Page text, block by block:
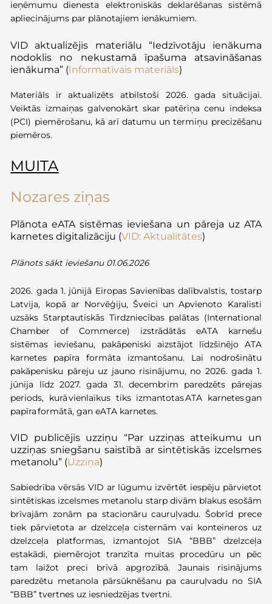
ieņēmumu dienesta elektroniskās deklarēšanas sistēmā
apliecinājums par plānotajiem ienākumiem.
VID aktualizējis materiālu “Iedzīvotāju ienākuma
nodoklis no nekustamā īpašuma atsavināšanas
ienākuma” (Informatīvais materiāls)
Materiāls ir aktualizēts atbilstoši 2026. gada situācijai.
Veiktās izmaiņas galvenokārt skar patēriņa cenu indeksa
(PCI) piemērošanu, kā arī datumu un termiņu precizēšanu
piemēros.
MUITA
Nozares ziņas
PlānotaeATA sistēmas ieviešana un pāreja uz ATA
karnetesdigitalizāciju (VID: Aktualitātes)
Plānots sākt ieviešanu 01.06.2026
2026. gada 1. jūnijā Eiropas Savienības dalībvalstis, tostarp
Latvija, kopā ar Norvēģiju, Šveici un Apvienoto Karalisti
uzsāks Starptautiskās Tirdzniecības palātas (International
Chamber of Commerce) izstrādātās eATA karnešu
sistēmas ieviešanu, pakāpeniski aizstājot līdzšinējo ATA
karnetes papīra formāta izmantošanu. Lai nodrošinātu
pakāpenisku pāreju uz jauno risinājumu, no 2026. gada 1.
jūnija līdz 2027. gada 31. decembrim paredzēts pārejas
periods, kurā vienlaikus tiks izmantotas ATA karnetes gan
papīra formātā, gan eATA karnetes.
VID publicējis uzziņu “Par uzziņas atteikumu un
uzziņas sniegšanu saistībā ar sintētiskās izcelsmes
metanolu” (Uzziņa)
Sabiedrība vērsās VID ar lūgumu izvērtēt iespēju pārvietot
sintētiskas izcelsmes metanolu starp divām blakus esošām
brīvajām zonām pa stacionāru cauruļvadu. Šobrīd prece
tiek pārvietota ar dzelzceļa cisternām vai konteineros uz
dzelzceļa platformas, izmantojot SIA “BBB” dzelzceļa
estakādi, piemērojot tranzīta muitas procedūru un pēc
tam laižot preci brīvā apgrozībā. Jaunais risinājums
paredzētu metanola pārsūknēšanu pa cauruļvadu no SIA
“BBB” tvertnes uz iesniedzējas tvertni.